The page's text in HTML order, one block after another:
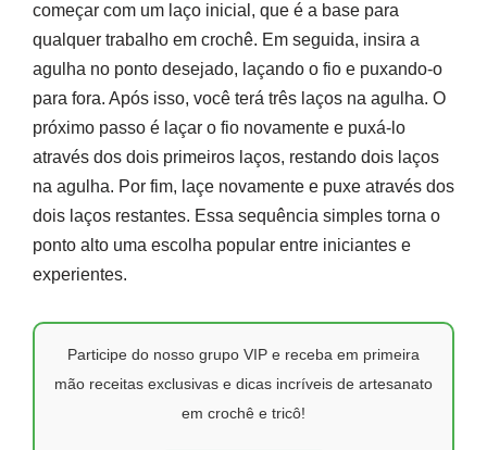
começar com um laço inicial, que é a base para
qualquer trabalho em crochê. Em seguida, insira a
agulha no ponto desejado, laçando o fio e puxando-o
para fora. Após isso, você terá três laços na agulha. O
próximo passo é laçar o fio novamente e puxá-lo
através dos dois primeiros laços, restando dois laços
na agulha. Por fim, laçe novamente e puxe através dos
dois laços restantes. Essa sequência simples torna o
ponto alto uma escolha popular entre iniciantes e
experientes.
Participe do nosso grupo VIP e receba em primeira
mão receitas exclusivas e dicas incríveis de artesanato
em crochê e tricô!